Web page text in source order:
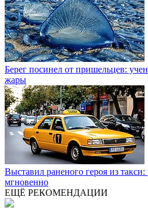
Берег посинел от пришельцев:
жары
Выставил раненого героя из
мгновенно
ЕЩЁ РЕКОМЕНДАЦИИ